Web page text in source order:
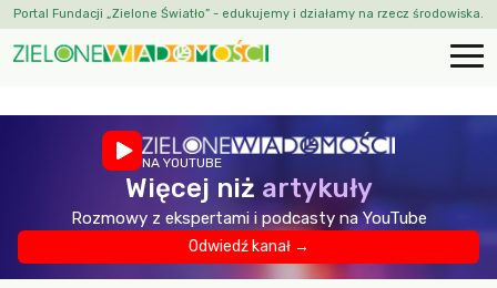
Portal Fundacji „Zielone Światło” - edukujemy i działamy na rzecz środowiska.
NA YOUTUBE
Więcej niż artykuły
Rozmowy z ekspertami i podcasty na YouTube
Odwiedź kanał →